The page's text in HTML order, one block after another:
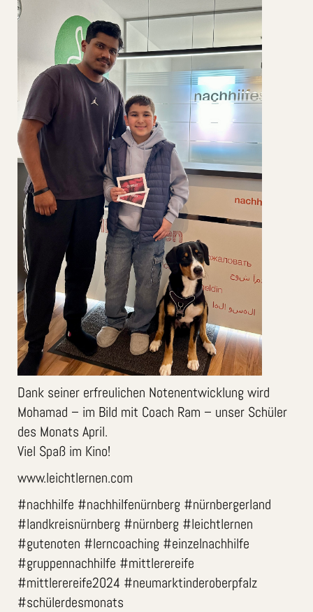
Dank seiner erfreulichen Notenentwicklung wird
Mohamad – im Bild mit Coach Ram – unser Schüler
des Monats April.
Viel Spaß im Kino!
www.leichtlernen.com
#nachhilfe #nachhilfenürnberg #nürnbergerland
#landkreisnürnberg #nürnberg #leichtlernen
#gutenoten #lerncoaching #einzelnachhilfe
#gruppennachhilfe #mittlerereife
#mittlerereife2024 #neumarktinderoberpfalz
#schülerdesmonats